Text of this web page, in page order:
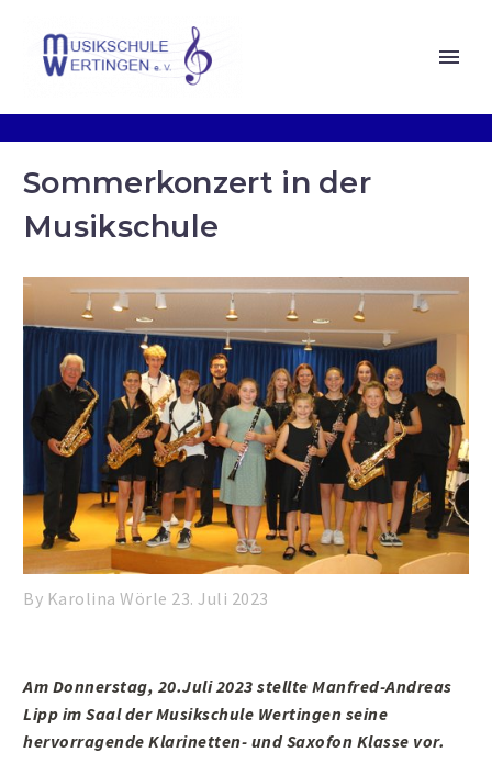
Sommerkonzert in der
Musikschule
By Karolina Wörle 23. Juli 2023
Am Donnerstag, 20.Juli 2023 stellte Manfred-Andreas
Lipp im Saal der Musikschule Wertingen seine
hervorragende Klarinetten- und Saxofon Klasse vor.